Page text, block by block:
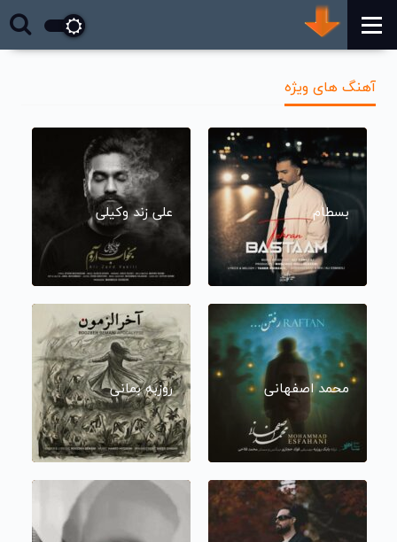
آهنگ های ویژه
بسطام علی زند وکیلی
محمد اصفهانی روزبه بمانی